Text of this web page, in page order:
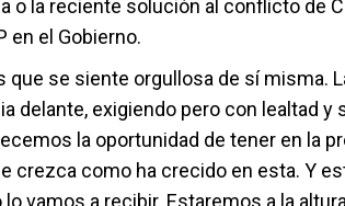
o la reciente solución al conflicto de
en el Gobierno.
que se siente orgullosa de sí misma.
delante, exigiendo pero con lealtad y
la oportunidad de tener en la
crezca como ha crecido en esta. Y
vamos a recibir. Estaremos a la